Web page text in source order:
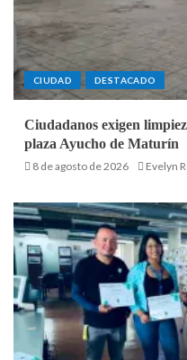
CIUDAD DESTACADO
Ciudadanos exigen
plaza Ayucho de Maturín
8 de agosto de 2026 Evelyn